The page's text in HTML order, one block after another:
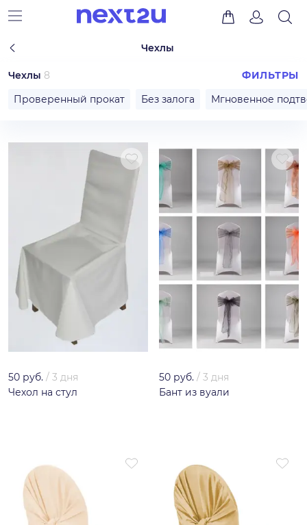
Чехлы
Чехлы 8
ФИЛЬТРЫ
Проверенный прокат
Без залога Мгновенное
50 руб. / 3 дня
Чехол на стул
50 руб. / 3 дня
Бант из вуали